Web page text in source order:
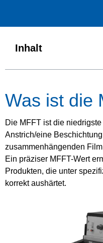
Inhalt
Was ist die
Die MFFT ist die
Anstrich/eine
zusammenhängenden
Ein präziser MFFT-Wert
Produkten, die unter
korrekt aushärtet.